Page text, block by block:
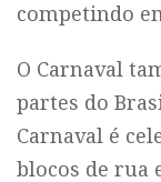
competindo
O Carnaval
partes do
Carnaval é
blocos de rua